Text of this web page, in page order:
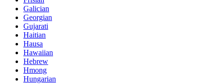
Galician
Georgian
Gujarati
Haitian
Hausa
Hawaiian
Hebrew
Hmong
Hungarian